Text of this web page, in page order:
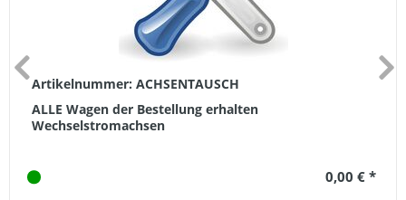
Artikelnummer: ACHSENTAUSCH
ALLE Wagen der Bestellung erhalten
Wechselstromachsen
0,00 € *